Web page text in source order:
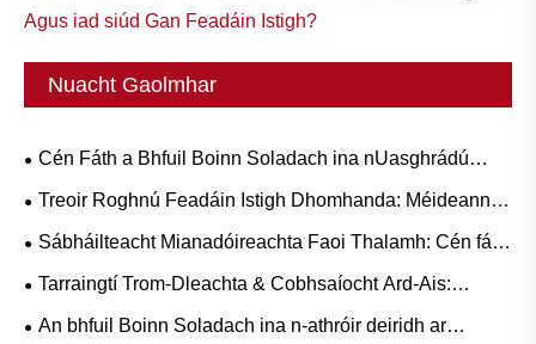
Agus iad siúd Gan Feadáin Istigh?
Nuacht Gaolmhar
Cén Fáth a Bhfuil Boinn Soladach ina nUasghrádú
Deiridh le haghaidh Sreafaí Oibre Trom-Dleachta?
Treoir Roghnú Feadáin Istigh Dhomhanda: Méideanna
Coitianta agus Feidhmchláir Bunaithe ar Chás do Rubair
Sábháilteacht Mianadóireachta Faoi Thalamh: Cén fáth
a bhfuil Boinn Sraith L-5S ríthábhachtach chun Deireadh
Tarraingtí Trom-Dleachta & Cobhsaíocht Ard-Ais:
Treochtaí Éileamh mBonn Rubair Trucaile agus Treoir
An bhfuil Boinn Soladach ina n-athróir deiridh ar